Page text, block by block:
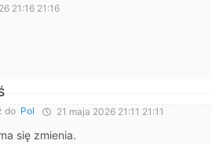
21:16 21:16
do Pol 21 maja 2026 21:11 21:11
się zmienia.